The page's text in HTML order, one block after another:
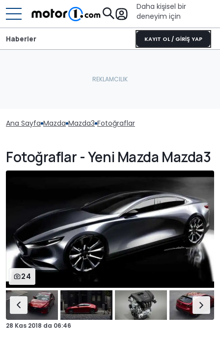
Daha kişisel bir
deneyim için
KAYIT OL / GİRİŞ YAP
Haberler
Ana Sayfa Mazda Mazda3 Fotoğraflar
Fotoğraflar - Yeni Mazda Mazda3
24
28 Kas 2018 da 06:46